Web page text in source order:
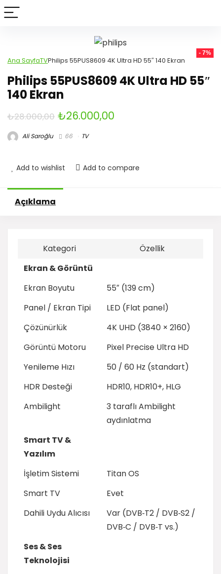
- 7%
Ana SayfaTVPhilips 55PUS8609 4K Ultra HD 55″ 140 Ekran
Philips 55PUS8609 4K Ultra HD 55″
140 Ekran
₺28.000,00 Orijinal
₺28.000,00.
₺26.000,00
Ali Saroğlu 66 TV
Add to wishlist Add to compare
Açıklama
Kategori
Özellik
Ekran & Görüntü
Ekran Boyutu
55″ (139 cm)
Panel / Ekran Tipi
LED (Flat panel)
Çözünürlük
4K UHD (3840 × 2160)
Görüntü Motoru
Pixel Precise Ultra HD
Yenileme Hızı
50 / 60 Hz (standart)
HDR Desteği
HDR10, HDR10+, HLG
Ambilight
3 taraflı Ambilight
aydınlatma
Smart TV &
Yazılım
İşletim Sistemi
Titan OS
Smart TV
Evet
Dahili Uydu Alıcısı
Var (DVB‑T2 / DVB‑S2 /
DVB‑C / DVB‑T vs.)
Ses & Ses
Teknolojisi